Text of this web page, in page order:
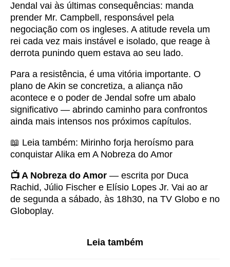
Jendal vai às últimas consequências: manda
prender Mr. Campbell, responsável pela
negociação com os ingleses. A atitude revela um
rei cada vez mais instável e isolado, que reage à
derrota punindo quem estava ao seu lado.
Para a resistência, é uma vitória importante. O
plano de Akin se concretiza, a aliança não
acontece e o poder de Jendal sofre um abalo
significativo — abrindo caminho para confrontos
ainda mais intensos nos próximos capítulos.
📖 Leia também: Mirinho forja heroísmo para
conquistar Alika em A Nobreza do Amor
📺 A Nobreza do Amor — escrita por Duca
Rachid, Júlio Fischer e Elísio Lopes Jr. Vai ao ar
de segunda a sábado, às 18h30, na TV Globo e no
Globoplay.
Leia também